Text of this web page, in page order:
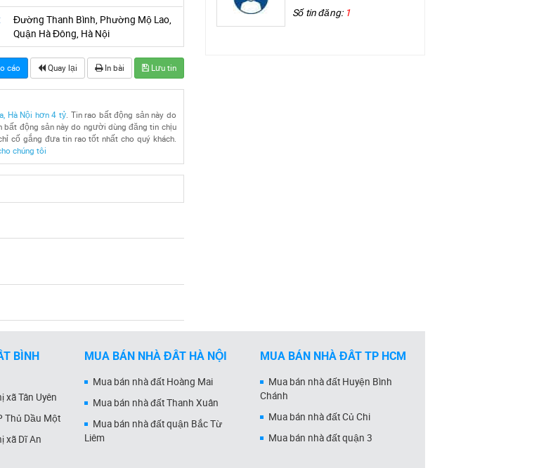
Đường Thanh Bình, Phường Mộ Lao,
Quận Hà Đông, Hà Nội
cáo Quay lại In bài Lưu tin
Hà Nội hơn 4 tỷ. Tin rao bất động sản này do
bất động sản này do người dùng đăng tin chịu
cố gắng đưa tin rao tốt nhất cho quý khách.
chúng tôi
Số tin đăng: 1
BÌNH
xã Tân Uyên
Thủ Dầu Một
xã Dĩ An
MUA BÁN NHÀ ĐẤT HÀ NỘI
Mua bán nhà đất Hoàng Mai
Mua bán nhà đất Thanh Xuân
Mua bán nhà đất quận Bắc Từ
Liêm
MUA BÁN NHÀ ĐẤT TP HCM
Mua bán nhà đất Huyện Bình
Chánh
Mua bán nhà đất Củ Chi
Mua bán nhà đất quận 3